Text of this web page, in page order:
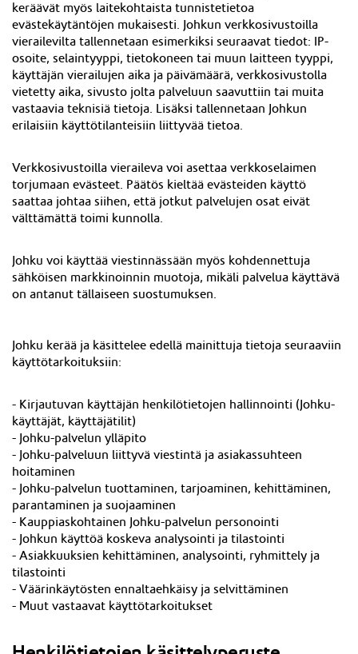
keräävät myös laitekohtaista tunnistetietoa
evästekäytäntöjen mukaisesti. Johkun verkkosivustoilla
vierailevilta tallennetaan esimerkiksi seuraavat tiedot: IP-
osoite, selaintyyppi, tietokoneen tai muun laitteen tyyppi,
käyttäjän vierailujen aika ja päivämäärä, verkkosivustolla
vietetty aika, sivusto jolta palveluun saavuttiin tai muita
vastaavia teknisiä tietoja. Lisäksi tallennetaan Johkun
erilaisiin käyttötilanteisiin liittyvää tietoa.
Verkkosivustoilla vieraileva voi asettaa verkkoselaimen
torjumaan evästeet. Päätös kieltää evästeiden käyttö
saattaa johtaa siihen, että jotkut palvelujen osat eivät
välttämättä toimi kunnolla.
Johku voi käyttää viestinnässään myös kohdennettuja
sähköisen markkinoinnin muotoja, mikäli palvelua käyttävä
on antanut tällaiseen suostumuksen.
Johku kerää ja käsittelee edellä mainittuja tietoja seuraaviin
käyttötarkoituksiin:
- Kirjautuvan käyttäjän henkilötietojen hallinnointi (Johku-
käyttäjät, käyttäjätilit)
- Johku-palvelun ylläpito
- Johku-palveluun liittyvä viestintä ja asiakassuhteen
hoitaminen
- Johku-palvelun tuottaminen, tarjoaminen, kehittäminen,
parantaminen ja suojaaminen
- Kauppiaskohtainen Johku-palvelun personointi
- Johkun käyttöä koskeva analysointi ja tilastointi
- Asiakkuuksien kehittäminen, analysointi, ryhmittely ja
tilastointi
- Väärinkäytösten ennaltaehkäisy ja selvittäminen
- Muut vastaavat käyttötarkoitukset